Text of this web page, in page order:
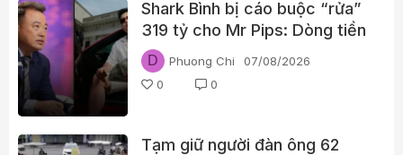
Shark Bình bị cáo buộc “rửa”
319 tỷ cho Mr Pips: Dòng tiền
đã đi qua Ngân Lượng như thế
nào?
D Phuong Chi
07/08/2026
0
0
Tạm giữ người đàn ông 62